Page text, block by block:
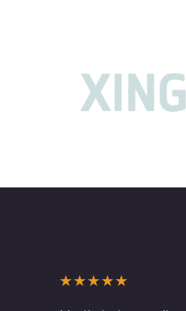
Nutzer Profile, Jobs
★★★★★